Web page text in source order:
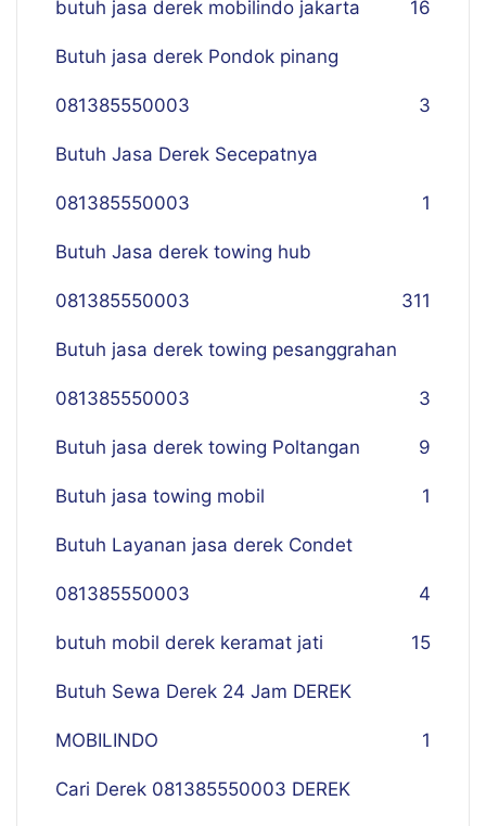
butuh jasa derek mobilindo jakarta 16
Butuh jasa derek Pondok pinang
081385550003 3
Butuh Jasa Derek Secepatnya
081385550003 1
Butuh Jasa derek towing hub
081385550003 311
Butuh jasa derek towing pesanggrahan
081385550003 3
Butuh jasa derek towing Poltangan 9
Butuh jasa towing mobil 1
Butuh Layanan jasa derek Condet
081385550003 4
butuh mobil derek keramat jati 15
Butuh Sewa Derek 24 Jam DEREK
MOBILINDO 1
Cari Derek 081385550003 DEREK